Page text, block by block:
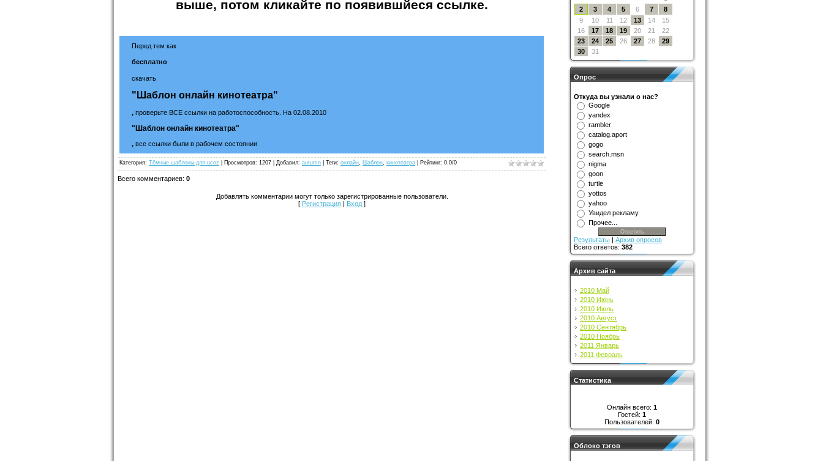
2
3 4 5 6 7
8
9
10 11 12 13 14
15
16
17 18 19 20 21
22
23
24 25 26 27 28
29
30
31
Опрос
Откуда вы узнали о нас?
Google
yandex
rambler
catalog.aport
gogo
search.msn
nigma
goon
turtle
yottos
yahoo
Увидел рекламу
Прочее...
Результаты | Архив опросов
Всего ответов: 382
Архив сайта
2010 Май
2010 Июнь
2010 Июль
2010 Август
2010 Сентябрь
2010 Ноябрь
2011 Январь
2011 Февраль
Статистика
Онлайн всего: 1
Гостей: 1
Пользователей: 0
Облоко тэгов
выше, потом кликайте по появившйеся ссылке.
Перед тем как
бесплатно
скачать
"Шаблон онлайн кинотеатра"
, проверьте ВСЕ ссылки на работоспособность. На 02.08.2010
"Шаблон онлайн кинотеатра"
, все ссылки были в рабочем состоянии
Категория: Тёмные шаблоны для ucoz Просмотров: 1207 | Добавил: autumn | Теги: онлайн Шаблон кинотеатра Рейтинг: 0.0/0
Всего комментариев: 0
Добавлять комментарии могут только зарегистрированные пользователи.
[ Регистрация | Вход ]